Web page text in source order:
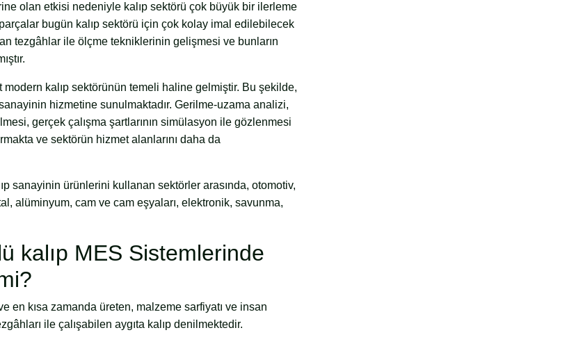
olan etkisi nedeniyle kalıp sektörü çok büyük bir ilerleme
bugün kalıp sektörü için çok kolay imal edilebilecek
tezgâhlar ile ölçme tekniklerinin gelişmesi ve bunların
kalıp sektörünün temeli haline gelmiştir. Bu şekilde,
hizmetine sunulmaktadır. Gerilme-uzama analizi,
gerçek çalışma şartlarının simülasyon ile gözlenmesi
ve sektörün hizmet alanlarını daha da
sanayinin ürünlerini kullanan sektörler arasında, otomotiv,
alüminyum, cam ve cam eşyaları, elektronik, savunma,
kalıp MES Sistemlerinde
en kısa zamanda üreten, malzeme sarfiyatı ve insan
ile çalışabilen aygıta kalıp denilmektedir.